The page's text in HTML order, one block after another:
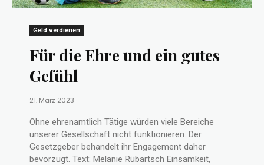
Geld verdienen
Für die Ehre und ein gutes
Gefühl
21. März 2023
Ohne ehrenamtlich Tätige würden viele Bereiche
unserer Gesellschaft nicht funktionieren. Der
Gesetzgeber behandelt ihr Engagement daher
bevorzugt. Text: Melanie Rübartsch Einsamkeit,